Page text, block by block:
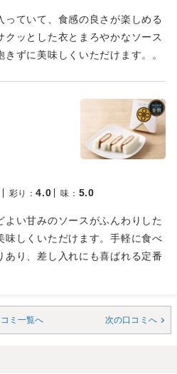
ていて、食感の良さが楽しめる
クッとした衣とまろやかなソース
ずに美味しくいただけます。。
彩り ：4.0 味 ： 5.0
い甘みのソースがふんわりした
味しくいただけます。手軽に食べ
あり、差し入れにも喜ばれる定番
ミ一覧へ 次の口コミへ